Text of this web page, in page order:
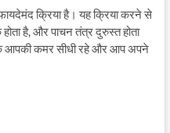
क्रिया है। यह क्रिया करने से
है, और पाचन तंत्र दुरुस्त होता
आपकी कमर सीधी रहे और आप अपने